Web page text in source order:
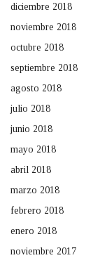
diciembre 2018
noviembre 2018
octubre 2018
septiembre 2018
agosto 2018
julio 2018
junio 2018
mayo 2018
abril 2018
marzo 2018
febrero 2018
enero 2018
noviembre 2017